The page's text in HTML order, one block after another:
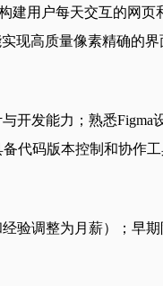
建用户每天交互的网页
实现高质量像素精确的
开发能力；熟悉Figma
代码版本控制和协作工
验调整为月薪）；早